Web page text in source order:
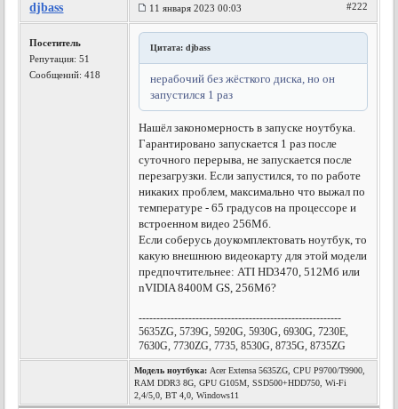
djbass 11 января 2023 00:03 #222
Посетитель
Репутация:51
Сообщений: 418
Цитата: djbass
нерабочий без жёсткого диска, но он
запустился 1 раз
Нашёл закономерность в запуске ноутбука.
Гарантировано запускается 1 раз после
суточного перерыва, не запускается после
перезагрузки. Если запустился, то по работе
никаких проблем, максимально что выжал по
температуре - 65 градусов на процессоре и
встроенном видео 256Мб.
Если соберусь доукомплектовать ноутбук, то
какую внешнюю видеокарту для этой модели
предпочтительнее: ATI HD3470, 512Мб или
nVIDIA 8400M GS, 256Мб?
---------------------------------------------------------
5635ZG, 5739G, 5920G, 5930G, 6930G, 7230E,
7630G, 7730ZG, 7735, 8530G, 8735G, 8735ZG
Модель ноутбука: Acer Extensa 5635ZG, CPU P9700/T9900,
RAM DDR3 8G, GPU G105M, SSD500+HDD750, Wi-Fi
2,4/5,0, BT 4,0, Windows11